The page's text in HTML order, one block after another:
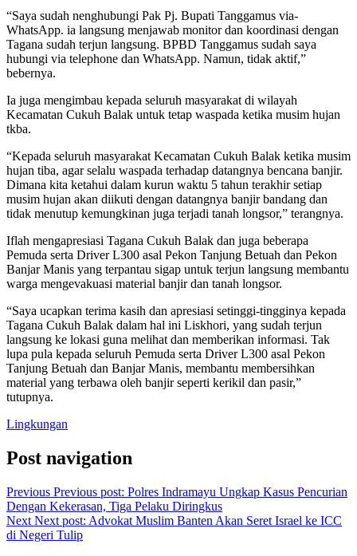
“Saya sudah nenghubungi Pak Pj. Bupati Tanggamus via-
WhatsApp. ia langsung menjawab monitor dan koordinasi dengan
Tagana sudah terjun langsung. BPBD Tanggamus sudah saya
hubungi via telephone dan WhatsApp. Namun, tidak aktif,”
bebernya.
Ia juga mengimbau kepada seluruh masyarakat di wilayah
Kecamatan Cukuh Balak untuk tetap waspada ketika musim hujan
tkba.
“Kepada seluruh masyarakat Kecamatan Cukuh Balak ketika musim
hujan tiba, agar selalu waspada terhadap datangnya bencana banjir.
Dimana kita ketahui dalam kurun waktu 5 tahun terakhir setiap
musim hujan akan diikuti dengan datangnya banjir bandang dan
tidak menutup kemungkinan juga terjadi tanah longsor,” terangnya.
Iflah mengapresiasi Tagana Cukuh Balak dan juga beberapa
Pemuda serta Driver L300 asal Pekon Tanjung Betuah dan Pekon
Banjar Manis yang terpantau sigap untuk terjun langsung membantu
warga mengevakuasi material banjir dan tanah longsor.
“Saya ucapkan terima kasih dan apresiasi setinggi-tingginya kepada
Tagana Cukuh Balak dalam hal ini Liskhori, yang sudah terjun
langsung ke lokasi guna melihat dan memberikan informasi. Tak
lupa pula kepada seluruh Pemuda serta Driver L300 asal Pekon
Tanjung Betuah dan Banjar Manis, membantu membersihkan
material yang terbawa oleh banjir seperti kerikil dan pasir,”
tutupnya.
Lingkungan
Post navigation
Previous Previous post: Polres Indramayu Ungkap Kasus Pencurian
Dengan Kekerasan, Tiga Pelaku Diringkus
Next Next post: Advokat Muslim Banten Akan Seret Israel ke ICC
di Negeri Tulip